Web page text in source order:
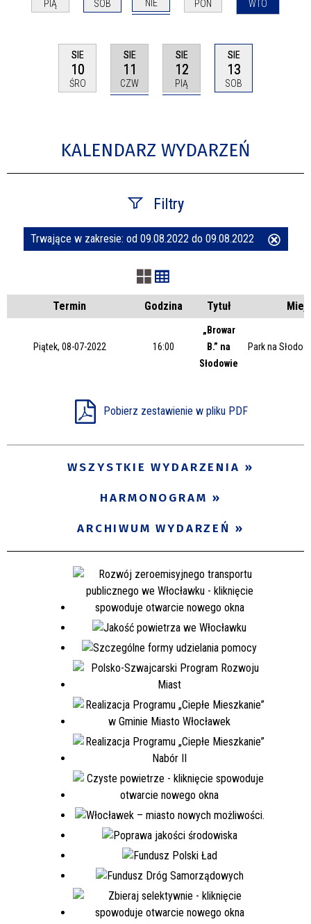
PIĄ SOB NIE PON WTO
SIE
10
ŚRO
SIE
11
CZW
SIE
12
PIĄ
SIE
13
SOB
KALENDARZ WYDARZEŃ
Filtry
Szukana fraza
Kategoria
Trwające w zakresie
Trwające w zakresie: od 09.08.2022 do 09.08.2022
Termin Godzina Tytuł
Piątek, 08-07-2022 16:00
„Browar
B.” na
Słodowie
Park na
Pobierz zestawienie w pliku PDF
WSZYSTKIE WYDARZENIA
HARMONOGRAM
ARCHIWUM WYDARZEŃ